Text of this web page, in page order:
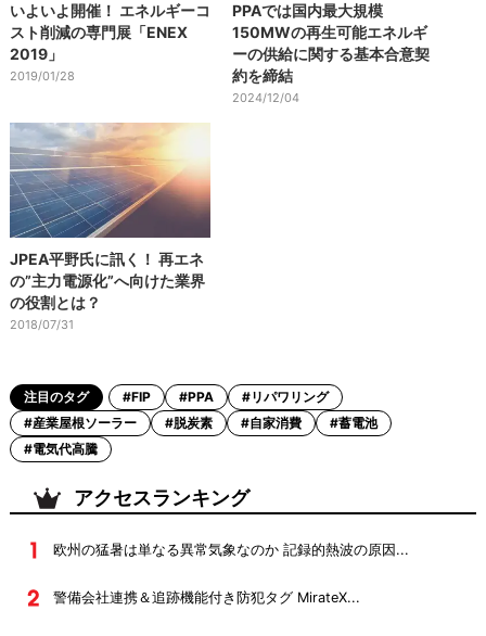
いよいよ開催！ エネルギーコ
スト削減の専門展「ENEX
2019」
2019/01/28
PPAでは国内最大規模
150MWの再生可能エネルギ
ーの供給に関する基本合意契
約を締結
2024/12/04
JPEA平野氏に訊く！ 再エネ
の”主力電源化”へ向けた業界
の役割とは？
2018/07/31
注目のタグ #FIP #PPA
#リパワリング
#産業屋根ソーラー
#脱炭素 #自家消費
#蓄電池
#電気代高騰
アクセスランキング
欧州の猛暑は単なる異常気象なのか 記録的熱波の原因...
警備会社連携＆追跡機能付き防犯タグ MirateX...